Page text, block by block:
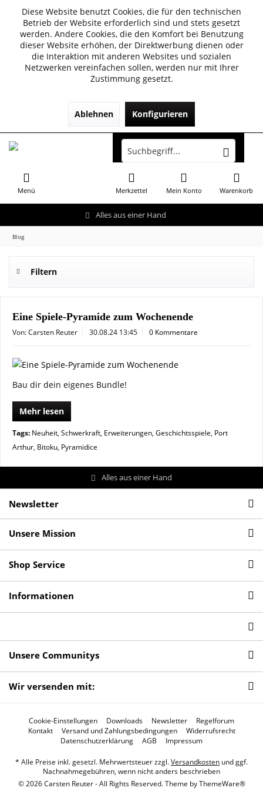
Diese Website benutzt Cookies, die für den technischen
Betrieb der Website erforderlich sind und stets gesetzt
werden. Andere Cookies, die den Komfort bei Benutzung
dieser Website erhöhen, der Direktwerbung dienen oder
die Interaktion mit anderen Websites und sozialen
Netzwerken vereinfachen sollen, werden nur mit Ihrer
Zustimmung gesetzt.
Ablehnen Konfigurieren
Alles aus einer Hand
Menü Warenkorb
Merkzettel Mein Konto
Blog
Filtern
Eine Spiele-Pyramide zum Wochenende
Von: Carsten Reuter 30.08.24 13:45 0 Kommentare
Bau dir dein eigenes Bundle!
Mehr lesen
Tags: Neuheit, Schwerkraft, Erweiterungen, Geschichtsspiele, Port
Arthur, Bitoku, Pyramidice
Alles aus einer Hand
Newsletter
Unsere Mission
Shop Service
Informationen
Unsere Communitys
Wir versenden mit:
Cookie-Einstellungen Downloads Newsletter
Regelforum
Kontakt
Versand und Zahlungsbedingungen
Widerrufsrecht
Datenschutzerklärung
AGB Impressum
* Alle Preise inkl. gesetzl. Mehrwertsteuer zzgl.Versandkosten und ggf.
Nachnahmegebühren, wenn nicht anders beschrieben
© 2026 Carsten Reuter - All Rights Reserved. Theme byThemeWare®